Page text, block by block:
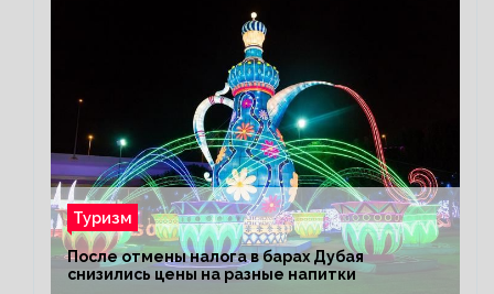
Туризм
После отмены налога в барах Дубая
снизились цены на разные напитки